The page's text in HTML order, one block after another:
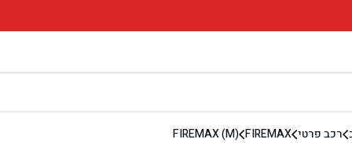
רכב פרטי FIREMAX
FIREMAX (M)